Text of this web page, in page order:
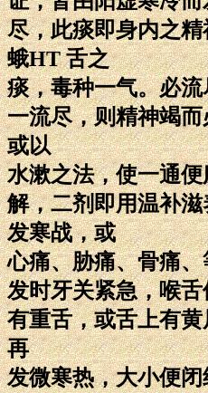
尽，此痰即身内之
蛾HT 舌之
痰，毒种一气。必
一流尽，则精神竭
或以
水漱之法，使一通
解，二剂即用温补
发寒战，或
心痛、胁痛、骨痛
发时牙关紧急，喉
有重舌，或舌上有
再
发微寒热，大小便